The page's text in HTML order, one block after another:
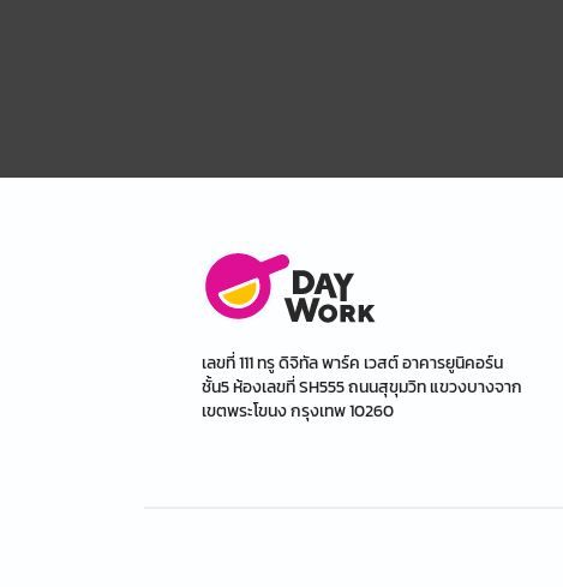
เลขที่ 111 ทรู ดิจิทัล พาร์ค เวสต์ อาคารยูนิคอร์น
ชั้น5 ห้องเลขที่ SH555 ถนนสุขุมวิท แขวงบางจาก
เขตพระโขนง กรุงเทพ 10260